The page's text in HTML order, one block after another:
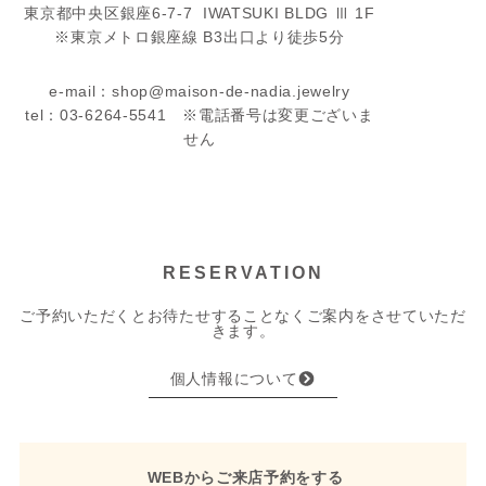
東京都中央区銀座6-7-7 IWATSUKI BLDG Ⅲ 1F
※東京メトロ銀座線 B3出口より徒歩5分
e-mail：shop@maison-de-nadia.jewelry
tel：03-6264-5541 ※電話番号は変更ございま
せん
RESERVATION
ご予約いただくとお待たせすることなくご案内をさせていただ
きます。
個人情報について
WEBからご来店予約をする